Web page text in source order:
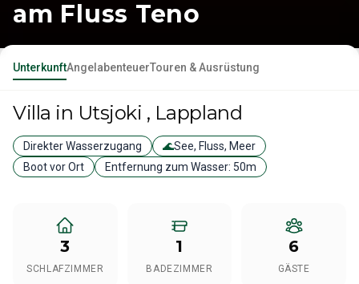
am Fluss Teno
UnterkunftAngelabenteuerTouren & Ausrüstung
Villa in Utsjoki , Lappland
Direkter Wasserzugang 🌊See, Fluss, Meer
Boot vor Ort
Entfernung zum Wasser: 50m
3
SCHLAFZIMMER
1
BADEZIMMER
6
GÄSTE